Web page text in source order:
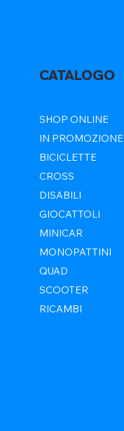
CATALOGO
SHOP ONLINE
IN PROMOZIONE
BICICLETTE
CROSS
DISABILI
GIOCATTOLI
MINICAR
MONOPATTINI
QUAD
SCOOTER
RICAMBI